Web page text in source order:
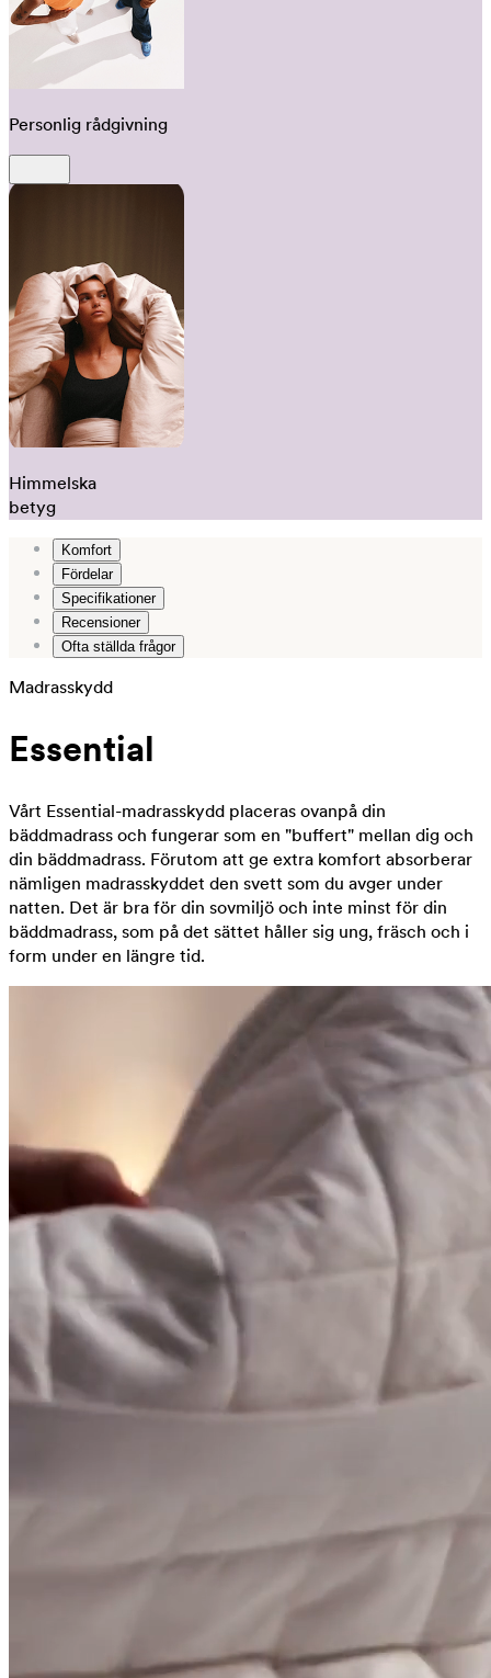
Personlig rådgivning
Himmelska
betyg
Komfort
Fördelar
Specifikationer
Recensioner
Ofta ställda frågor
Madrasskydd
Essential
Vårt Essential-madrasskydd placeras ovanpå din
bäddmadrass och fungerar som en "buffert" mellan dig och
din bäddmadrass. Förutom att ge extra komfort absorberar
nämligen madrasskyddet den svett som du avger under
natten. Det är bra för din sovmiljö och inte minst för din
bäddmadrass, som på det sättet håller sig ung, fräsch och i
form under en längre tid.